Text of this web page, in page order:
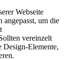
Webseite
um die
vereinzelt
Design-Elemente,